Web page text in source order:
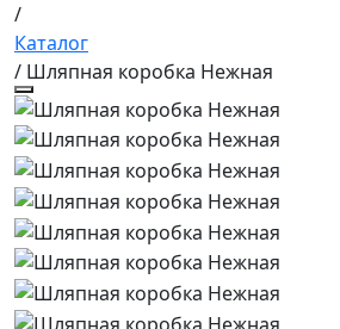
/
Каталог
/ Шляпная коробка Нежная